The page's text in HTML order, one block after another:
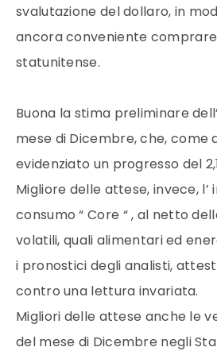
svalutazione del dollaro, in
ancora conveniente
statunitense.
Buona la stima preliminare
mese di Dicembre, che, come
evidenziato un progresso del
Migliore delle attese, invece, l’
consumo “ Core “ , al netto
volatili, quali alimentari ed
i pronostici degli analisti,
contro una lettura invariata.
Migliori delle attese anche le
del mese di Dicembre negli